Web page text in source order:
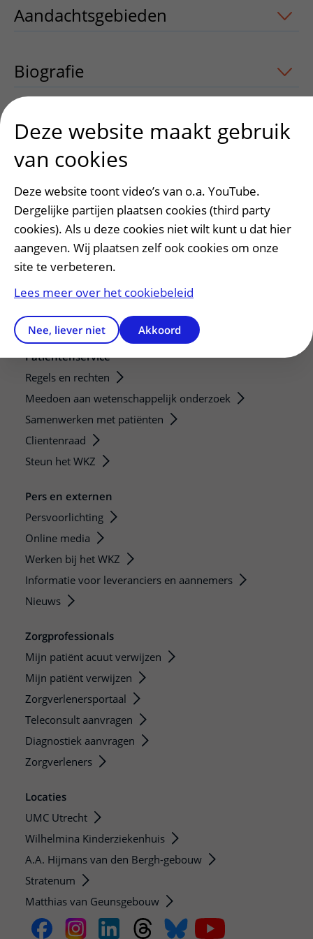
Aandachtsgebieden uitklapper, klik
Biografie
Heeft deze informatie u geholpen?
Ja
Nee
Patiëntenservice
Regels en rechten
Meedoen aan wetenschappelijk onderzoek
Samenwerken met patiënten
Clientenraad
Steun het WKZ
Pers en externen
Persvoorlichting
Online media
Werken bij het WKZ
Informatie voor leveranciers en aannemers
Nieuws
Zorgprofessionals
Mijn patiënt acuut verwijzen
Mijn patiënt verwijzen
Zorgverlenersportaal
Teleconsult aanvragen
Diagnostiek aanvragen
Zorgverleners
Locaties
UMC Utrecht
Wilhelmina Kinderziekenhuis
A.A. Hijmans van den Bergh-gebouw
Stratenum
Matthias van Geunsgebouw
Deze website maakt gebruik
van cookies
Deze website toont video’s van o.a. YouTube.
Dergelijke partijen plaatsen cookies (third party
cookies). Als u deze cookies niet wilt kunt u dat hier
aangeven. Wij plaatsen zelf ook cookies om onze
site te verbeteren.
Lees meer over het cookiebeleid
Nee, liever niet Akkoord